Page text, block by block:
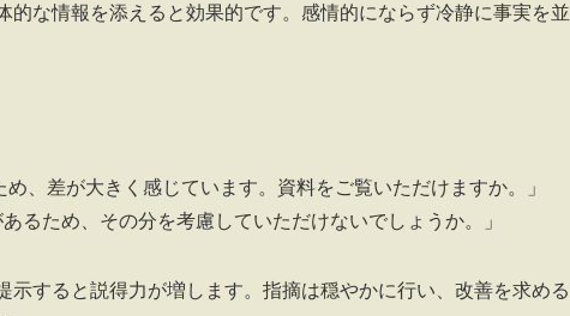
な情報を添えると効果的です。感情的にならず冷静に事実を並
、差が大きく感じています。資料をご覧いただけますか。」
るため、その分を考慮していただけないでしょうか。」
すると説得力が増します。指摘は穏やかに行い、改善を求める